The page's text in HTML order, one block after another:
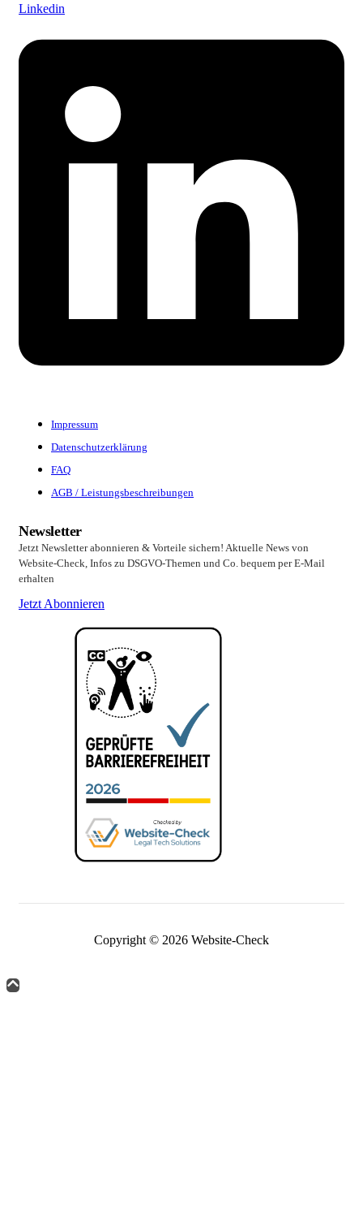
Linkedin
Impressum
Datenschutzerklärung
FAQ
AGB / Leistungsbeschreibungen
Newsletter
Jetzt Newsletter abonnieren & Vorteile sichern! Aktuelle News von
Website-Check, Infos zu DSGVO-Themen und Co. bequem per E-Mail
erhalten
Jetzt Abonnieren
Copyright © 2026 Website-Check